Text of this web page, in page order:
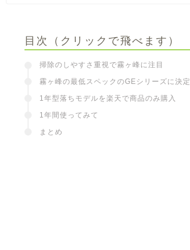
目次（クリックで飛べます）
掃除のしやすさ重視で霧ヶ峰に注目
霧ヶ峰の最低スペックのGEシリーズに決定
1年型落ちモデルを楽天で商品のみ購入
1年間使ってみて
まとめ